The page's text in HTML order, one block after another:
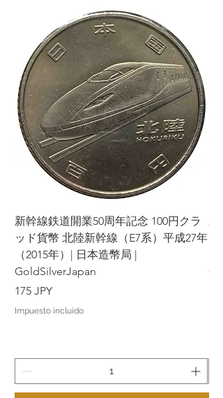
新幹線鉄道開業50周年記念 100円クラ
ッド貨幣 北陸新幹線（E7系）平成27年
（2015年）| 日本造幣局 |
GoldSilverJapan
Precio
175 JPY
Impuesto incluido